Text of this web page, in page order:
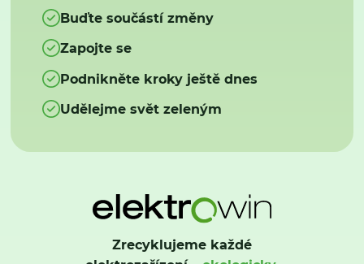
Buďte součástí změny
Zapojte se
Podnikněte kroky ještě dnes
Udělejme svět zeleným
Zrecyklujeme každé